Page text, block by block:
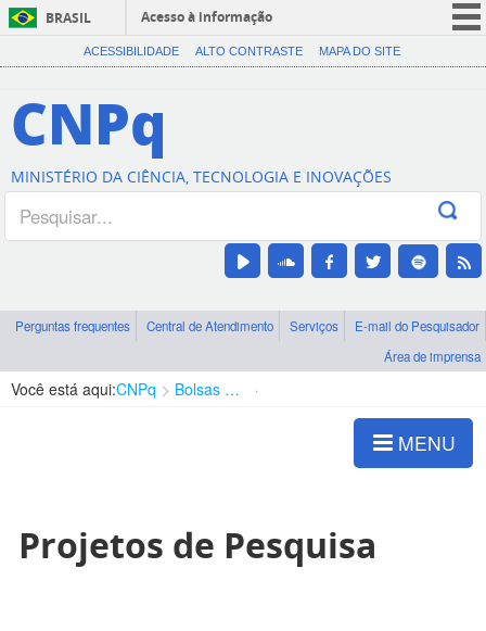
BRASIL
Acesso à informação
CORONAVÍRUS (COVID-19)
Canais
ACESSIBILIDADE ALTO CONTRASTE MAPA DO SITE
CNPq
MINISTÉRIO DA CIÊNCIA, TECNOLOGIA E INOVAÇÕES
Perguntas frequentes Central de Atendimento Serviços
E-mail do Pesquisador
Área de imprensa
Você está aqui:CNPq Bolsas e Auxílios Vigentes
MENU
Projetos de Pesquisa